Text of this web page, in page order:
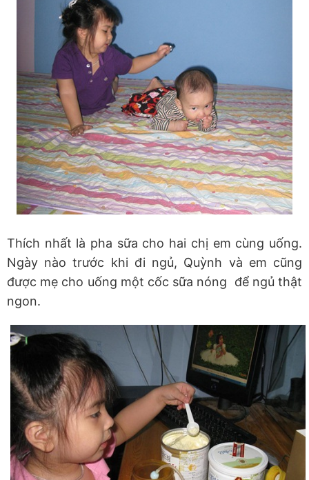
Thích nhất là pha sữa cho hai chị em cùng uống.
Ngày nào trước khi đi ngủ, Quỳnh và em cũng
được mẹ cho uống một cốc sữa nóng để ngủ thật
ngon.